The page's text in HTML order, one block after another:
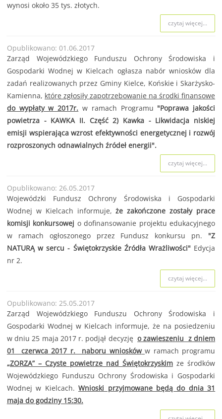
wynosi około 35 tys. złotych.
czytaj więcej...
Opublikowano: 01.06.2017
Zarząd Wojewódzkiego Funduszu Ochrony Środowiska i
Gospodarki Wodnej w Kielcach ogłasza nabór wniosków dla
zadań realizowanych przez Gminy Kielce, Końskie i Skarżysko-
Kamienna, które zgłosiły zapotrzebowanie na środki finansowe
do wypłaty w 2017r. w ramach Programu "Poprawa jakości
powietrza - KAWKA II. Część 2) Kawka - Likwidacja niskiej
emisji wspierająca wzrost efektywności energetycznej i rozwój
rozproszonych odnawialnych źródeł energii".
czytaj więcej...
Opublikowano: 26.05.2017
Wojewódzki Fundusz Ochrony Środowiska i Gospodarki
Wodnej w Kielcach informuje,że zakończone zostały prace
komisji konkursowej o dofinansowanie projektu edukacyjnego
w ramach ogłoszonego przez Fundusz konkursu pn. "Z
NATURĄ w sercu - Świętokrzyskie Źródła Wrażliwości"Edycja
nr 2.
czytaj więcej...
Opublikowano: 25.05.2017
Zarząd Wojewódzkiego Funduszu Ochrony Środowiska i
Gospodarki Wodnej w Kielcach informuje, że na posiedzeniu
w dniu 25 maja 2017 r. podjął decyzjęo zawieszeniu z dniem
01 czerwca 2017 r. naboru wniosków w ramach programu
„ZORZA” – Czyste powietrze nad Świętokrzyskim ze środków
Wojewódzkiego Funduszu Ochrony Środowiska i Gospodarki
Wodnej w Kielcach.Wnioski przyjmowane będą do dnia 31
maja do godziny 15:30.